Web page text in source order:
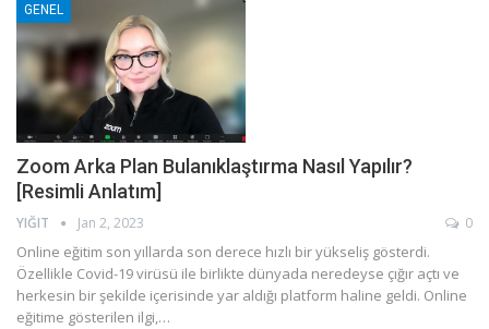
GENEL
Zoom Arka Plan Bulanıklaştırma Nasıl Yapılır?
[Resimli Anlatım]
YIĞIT Jan 2, 2023 0
Online eğitim son yıllarda son derece hızlı bir yükseliş gösterdi.
Özellikle Covid-19 virüsü ile birlikte dünyada neredeyse çığır açtı ve
herkesin bir şekilde içerisinde yar aldığı platform haline geldi. Online
eğitime gösterilen ilgi,…